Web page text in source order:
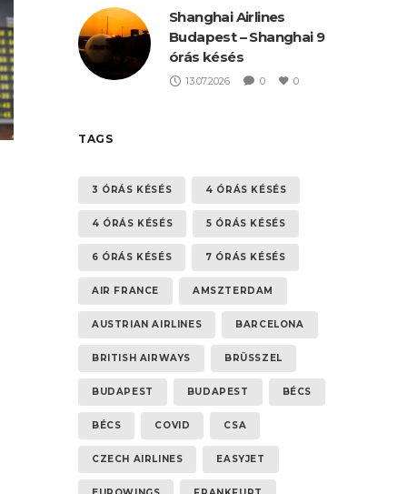
Shanghai Airlines
Budapest – Shanghai 9
órás késés
13.07.2026 0 0
TAGS
3 ÓRÁS KÉSÉS 4 ÓRÁS KÉSÉS
4 ÓRÁS KÉSÉS 5 ÓRÁS KÉSÉS
6 ÓRÁS KÉSÉS 7 ÓRÁS KÉSÉS
AIR FRANCE AMSZTERDAM
AUSTRIAN AIRLINES BARCELONA
BRITISH AIRWAYS BRÜSSZEL
BUDAPEST BUDAPEST BÉCS
BÉCS COVID CSA
CZECH AIRLINES EASYJET